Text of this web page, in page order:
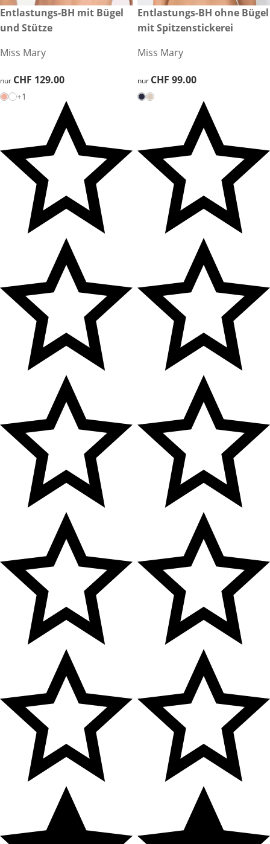
CHF 129.00
Entlastungs-BH mit Bügel
und Stütze
Miss Mary
CHF 129.00
nur CHF 129.00
+1
CHF 99.00
Entlastungs-BH ohne Bügel
mit Spitzenstickerei
Miss Mary
CHF 99.00
nur CHF 99.00